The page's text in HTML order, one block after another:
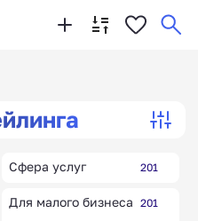
Сфера услуг 201
Для малого бизнеса 201